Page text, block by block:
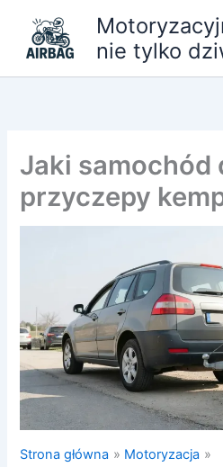
treści
nie tylko
Jaki samochód
przyczepy
Strona główna
Motoryzacja